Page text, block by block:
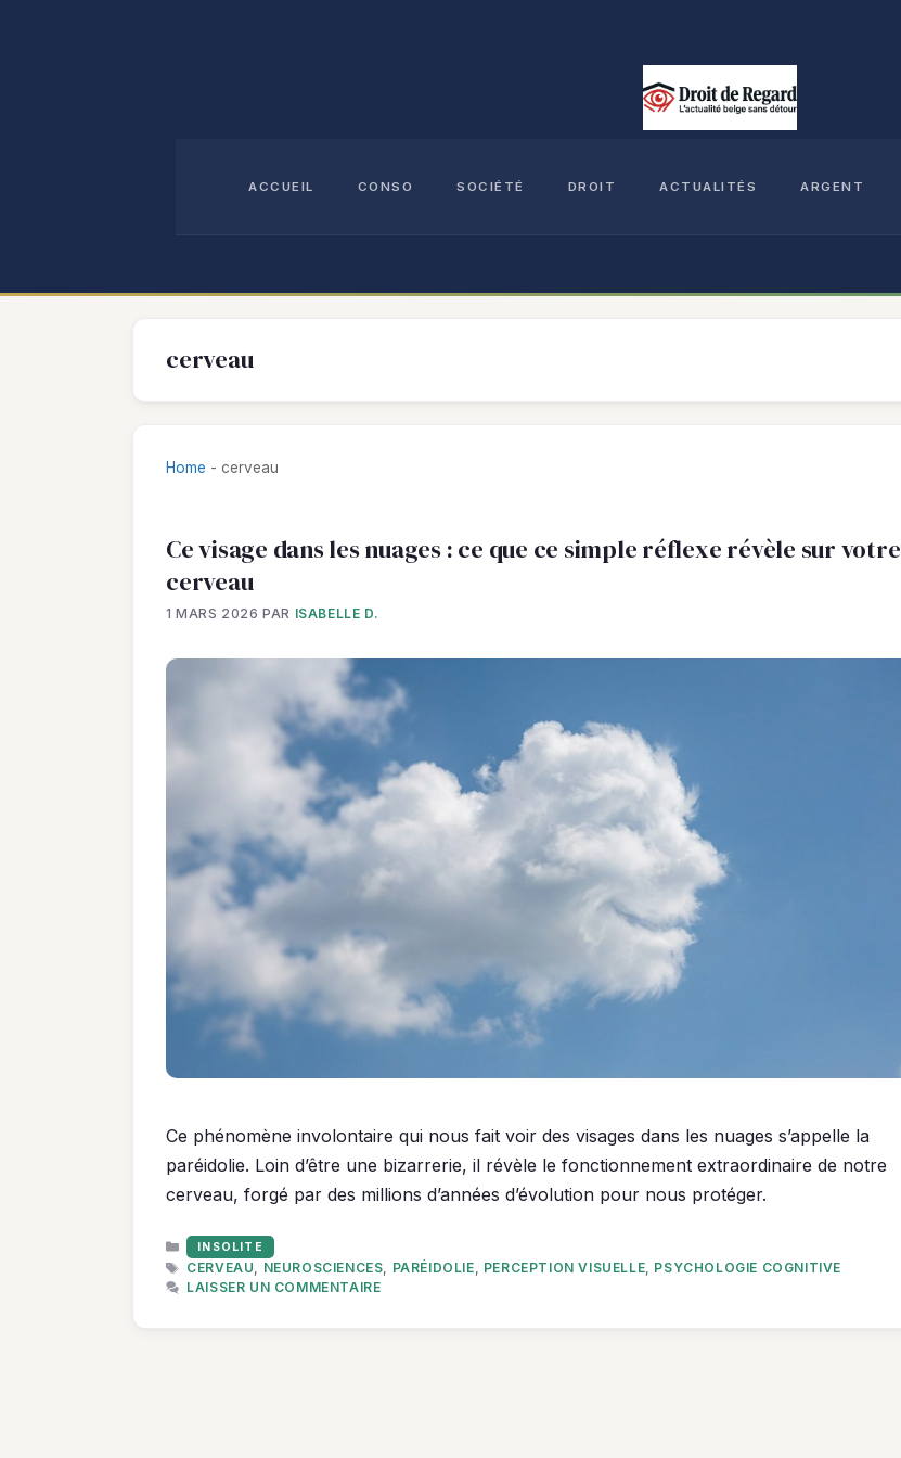
ACCUEIL CONSO SOCIÉTÉ DROIT ACTUALITÉS ARGENT
cerveau
Home - cerveau
Ce visage dans les nuages : ce que ce simple réflexe révèle sur votre
cerveau
1 MARS 2026 PAR ISABELLE D.
Ce phénomène involontaire qui nous fait voir des visages dans les nuages s’appelle la
paréidolie. Loin d’être une bizarrerie, il révèle le fonctionnement extraordinaire de notre
cerveau, forgé par des millions d’années d’évolution pour nous protéger.
CATÉGORIES
INSOLITE
ÉTIQUETTES
CERVEAU, NEUROSCIENCES, PARÉIDOLIE, PERCEPTION VISUELLE, PSYCHOLOGIE COGNITIVE
LAISSER UN COMMENTAIRE